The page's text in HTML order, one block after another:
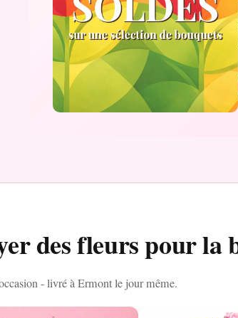
des fleurs pour la
- livré à Ermont le jour même.